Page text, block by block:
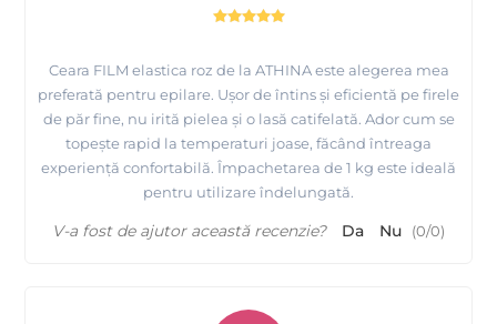
Ceara FILM elastica roz de la ATHINA este alegerea mea
preferată pentru epilare. Ușor de întins și eficientă pe firele
de păr fine, nu irită pielea și o lasă catifelată. Ador cum se
topește rapid la temperaturi joase, făcând întreaga
experiență confortabilă. Împachetarea de 1 kg este ideală
pentru utilizare îndelungată.
V-a fost de ajutor această recenzie? Da Nu (0/0)